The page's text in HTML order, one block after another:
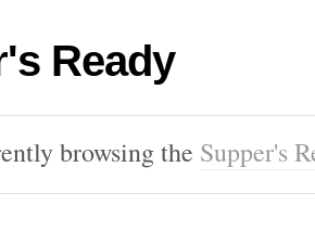
Ready
browsing the Supper's